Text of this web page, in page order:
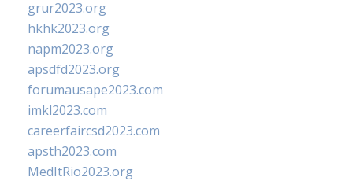
grur2023.org
hkhk2023.org
napm2023.org
apsdfd2023.org
forumausape2023.com
imkl2023.com
careerfaircsd2023.com
apsth2023.com
MedItRio2023.org